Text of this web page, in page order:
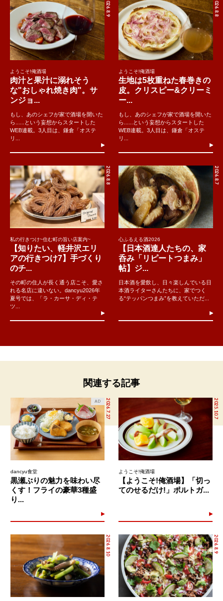
2026.8.9
ようこそ!俺酒場
肉汁と果汁に溺れそう
な"おしゃれ焼き肉"。サ
ンジョ...
もし、あのシェフが家で酒場を開いた
ら......という妄想からスタートした
WEB連載。3人目は、鎌倉「オステ
リ...
2026.8.8
ようこそ!俺酒場
生地は5枚重ねた春巻きの
皮。クリスピー&クリーミ
ー...
もし、あのシェフが家で酒場を開いた
ら......という妄想からスタートした
WEB連載。3人目は、鎌倉「オステ
リ...
2026.8.8
私の行きつけ~住む町の旨い店案内~
【知りたい、軽井沢エリ
アの行きつけ7】手づくり
のチ...
その町の住人が長く通う店こそ、愛さ
れる名店に違いない。dancyu2026年
夏号では、「ラ・カーサ・ディ・テ
ツ...
2026.8.7
心ふるえる酒2026
【日本酒達人たちの、家
呑み「リピートつまみ」
帖】ジ...
日本酒を愛飲し、日々楽しんでいる日
本酒ライターさんたちに、家でつく
る“テッパンつまみ”を教えていただ...
関連する記事
2026.7.27
AD
dancyu食堂
黒瀬ぶりの魅力を味わい尽
くす！フライの豪華3種盛
り...
2025.10.7
ようこそ!俺酒場
【ようこそ!俺酒場】「切っ
てのせるだけ!」ポルトガ...
2026.8.10 2026.8.9